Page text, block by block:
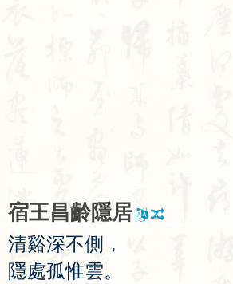
宿王昌齡隱居
清谿深不側 ，
隱處孤惟雲。